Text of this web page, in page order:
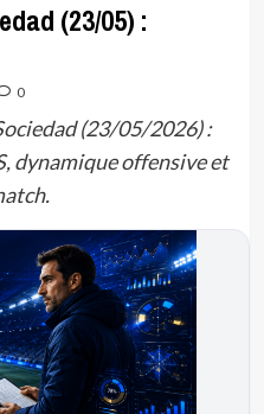
(23/05) :
0
(23/05/2026) :
dynamique offensive et